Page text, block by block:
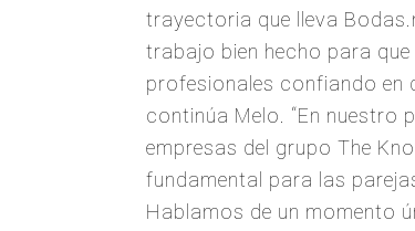
trayectoria que lleva
trabajo bien hecho para
profesionales confiando en
continúa Melo. “En nuestro
empresas del grupo The
fundamental para las
Hablamos de un momento